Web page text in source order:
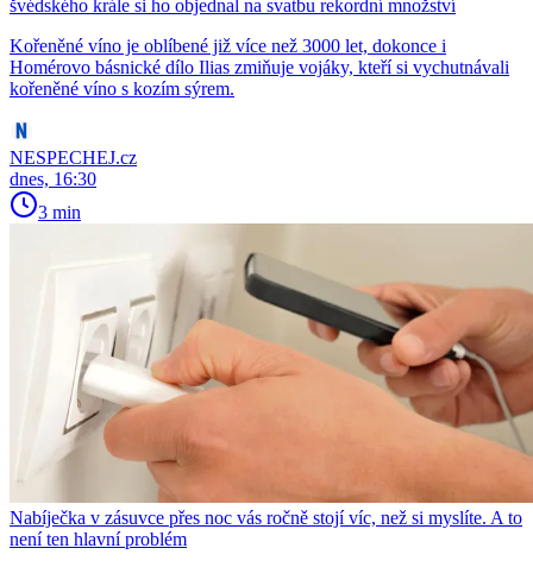
švédského krále si ho objednal na svatbu rekordní množství
Kořeněné víno je oblíbené již více než 3000 let, dokonce i
Homérovo básnické dílo Ilias zmiňuje vojáky, kteří si vychutnávali
kořeněné víno s kozím sýrem.
NESPECHEJ.cz
dnes, 16:30
3 min
Nabíječka v zásuvce přes noc vás ročně stojí víc, než si myslíte. A to
není ten hlavní problém